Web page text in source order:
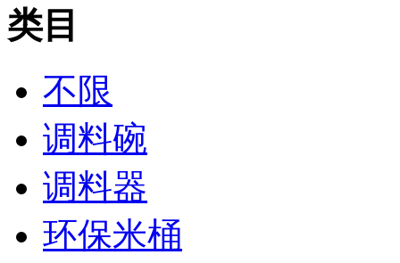
类目
不限
调料碗
调料器
环保米桶